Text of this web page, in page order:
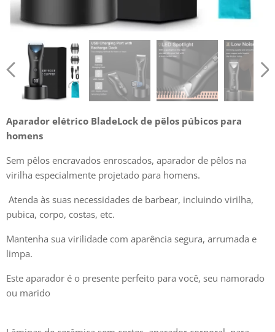
Aparador elétrico BladeLock de pêlos púbicos para
homens
Sem pêlos encravados enroscados, aparador de pêlos na
virilha especialmente projetado para homens.
Atenda às suas necessidades de barbear, incluindo virilha,
pubica, corpo, costas, etc.
Mantenha sua virilidade com aparência segura, arrumada e
limpa.
Este aparador é o presente perfeito para você, seu namorado
ou marido